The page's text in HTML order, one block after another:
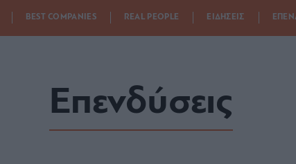
BEST COMPANIES REAL PEOPLE ΕΙΔΗΣΕΙΣ
Επενδύσεις